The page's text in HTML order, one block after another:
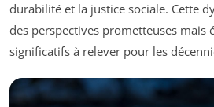
durabilité et la justice sociale. Cette
des perspectives prometteuses mais
significatifs à relever pour les